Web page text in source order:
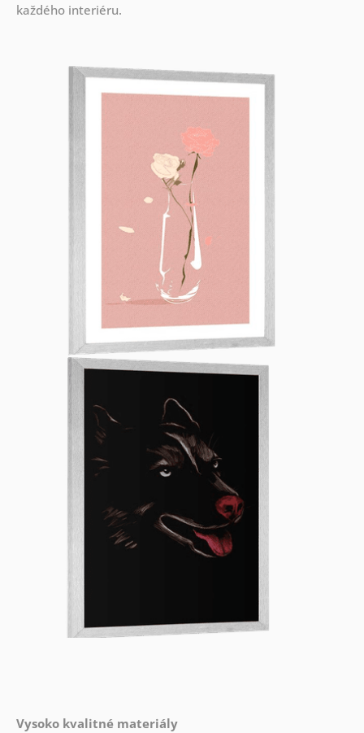
každého interiéru.
Vysoko kvalitné materiály